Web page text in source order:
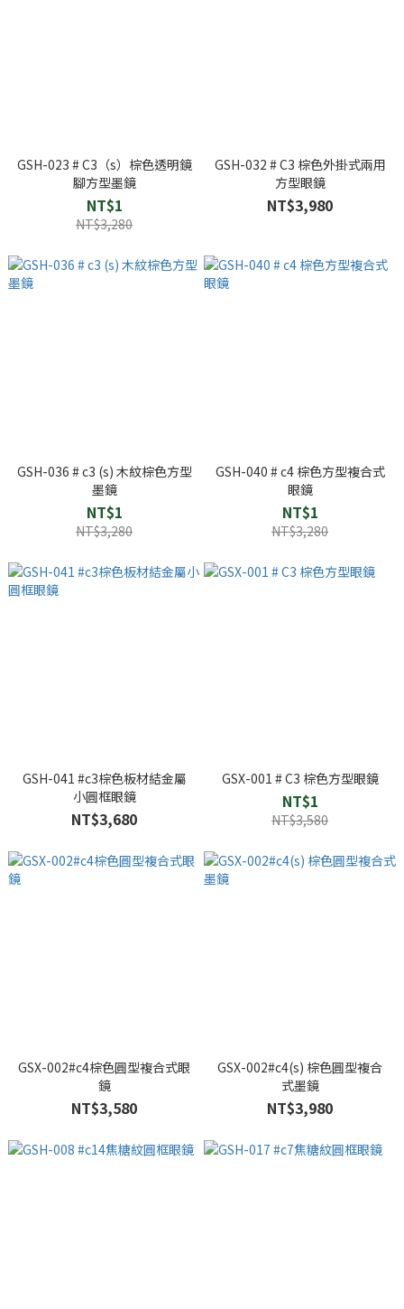
GSH-023 # C3（s）棕色透明鏡
腳方型墨鏡
NT$1
NT$3,280
GSH-032 # C3 棕色外掛式兩用
方型眼鏡
NT$3,980
GSH-036 # c3 (s) 木紋棕色方型
墨鏡
NT$1
NT$3,280
GSH-040 # c4 棕色方型複合式
眼鏡
NT$1
NT$3,280
GSH-041 #c3棕色板材結金屬
小圓框眼鏡
NT$3,680
GSX-001 # C3 棕色方型眼鏡
NT$1
NT$3,580
GSX-002#c4棕色圓型複合式眼
鏡
NT$3,580
GSX-002#c4(s) 棕色圓型複合
式墨鏡
NT$3,980